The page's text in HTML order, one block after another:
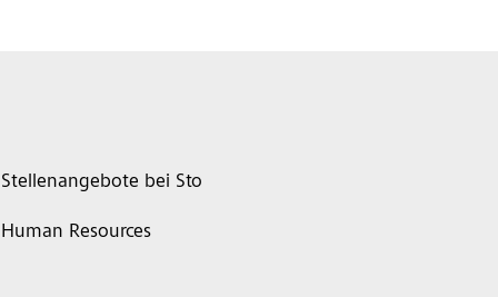
Stellenangebote bei Sto
Human Resources